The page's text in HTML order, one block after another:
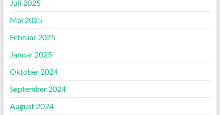
Juli 2025
Mai 2025
Februar 2025
Januar 2025
Oktober 2024
September 2024
August 2024